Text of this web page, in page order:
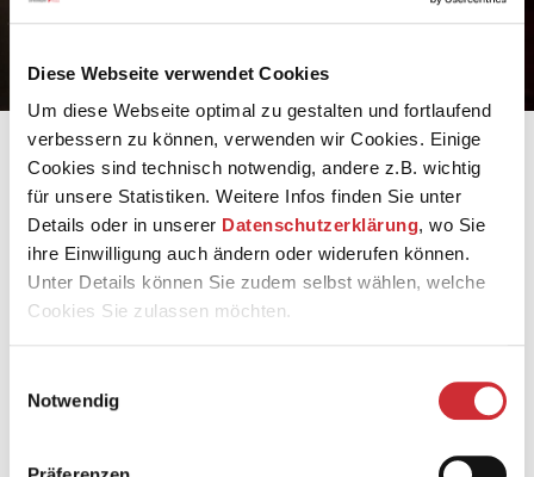
Diese Webseite verwendet Cookies
Um diese Webseite optimal zu gestalten und fortlaufend
verbessern zu können, verwenden wir Cookies. Einige
Cookies sind technisch notwendig, andere z.B. wichtig
für unsere Statistiken. Weitere Infos finden Sie unter
Details oder in unserer Datenschutzerklärung, wo Sie
ihre Einwilligung auch ändern oder widerufen können.
Unter Details können Sie zudem selbst wählen, welche
Cookies Sie zulassen möchten.
Notwendig
Sich den Erwartungen der Parteioberen
entgegenzustellen, ja sie gar zu konterkarieren,
erforderte einigen Mut – doch Schostakowitsch fiel es
nicht ein, nach dem Ende des Vernichtung und Tod
bringenden Zweiten Weltkriegs in Siegestaumel
auszubrechen. Seine neue Sinfonie – und ausgerechnet
die Neunte! – würzte er stattdessen widerborstig mit